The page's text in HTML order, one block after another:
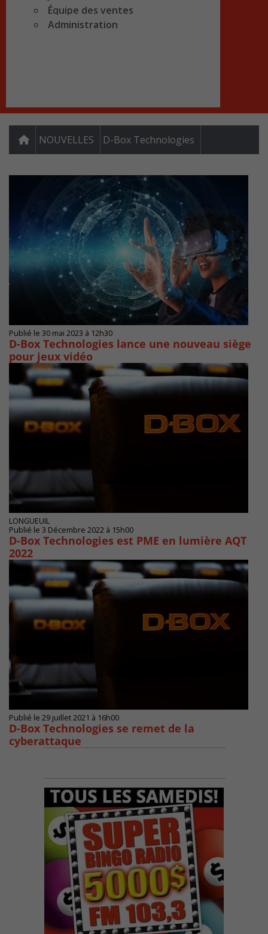
Équipe des ventes
Administration
NOUVELLES D-Box Technologies
Publié le 30 mai 2023 à 12h30
D-Box Technologies lance une nouveau siège
pour jeux vidéo
LONGUEUIL
Publié le 3 Décembre 2022 à 15h00
D-Box Technologies est PME en lumière AQT
2022
Publié le 29 juillet 2021 à 16h00
D-Box Technologies se remet de la
cyberattaque